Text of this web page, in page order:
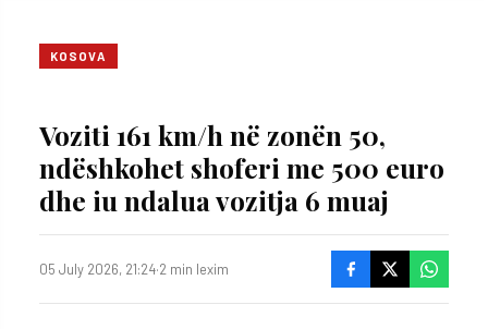
KOSOVA
Voziti 161 km/h në zonën 50,
ndëshkohet shoferi me 500 euro
dhe iu ndalua vozitja 6 muaj
05 July 2026, 21:24·2 min lexim